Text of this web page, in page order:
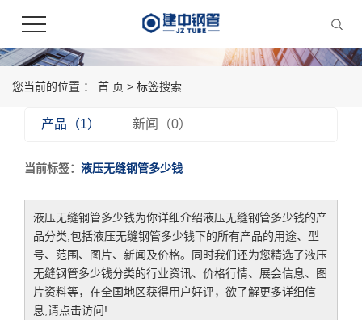
您当前的位置 ： 首 页 > 标签搜索
产品（1） 新闻（0）
当前标签： 液压无缝钢管多少钱
液压无缝钢管多少钱为你详细介绍液压无缝钢管多少钱的产
品分类,包括液压无缝钢管多少钱下的所有产品的用途、型
号、范围、图片、新闻及价格。同时我们还为您精选了液压
无缝钢管多少钱分类的行业资讯、价格行情、展会信息、图
片资料等，在全国地区获得用户好评，欲了解更多详细信
息,请点击访问!